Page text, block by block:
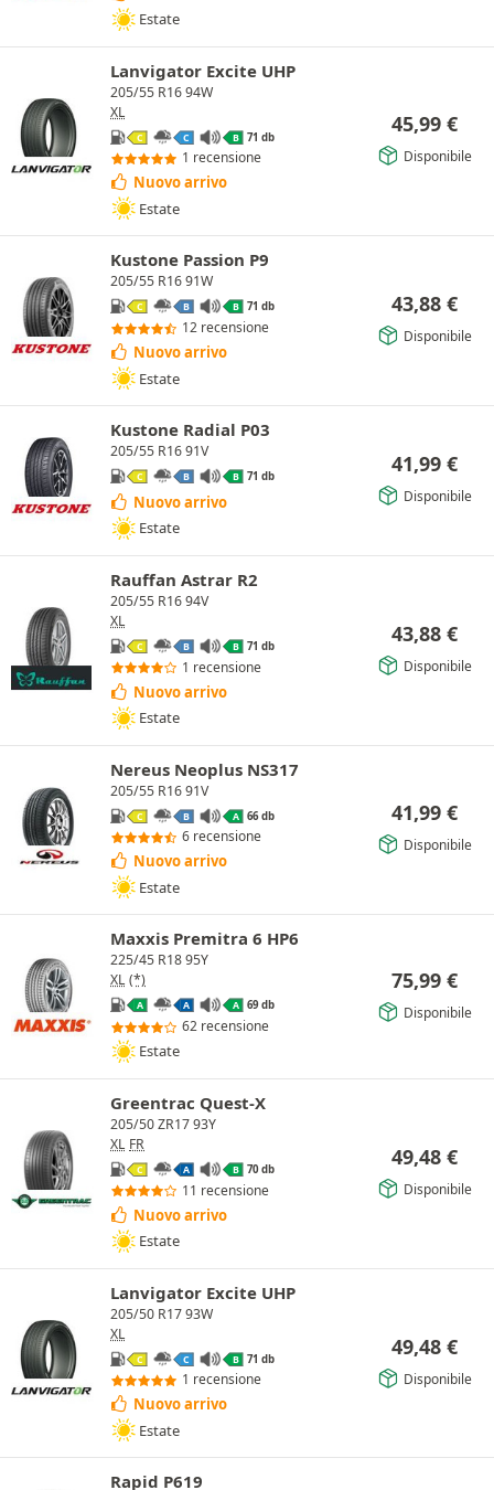
Estate
Lanvigator Excite UHP
205/55 R16 94W
XL
C C B 71 db
1 recensione
Nuovo arrivo
Estate
45,99 €
Disponibile
Kustone Passion P9
205/55 R16 91W
C B B 71 db
12 recensione
Nuovo arrivo
Estate
43,88 €
Disponibile
Kustone Radial P03
205/55 R16 91V
C B B 71 db
Nuovo arrivo
Estate
41,99 €
Disponibile
Rauffan Astrar R2
205/55 R16 94V
XL
C B B 71 db
1 recensione
Nuovo arrivo
Estate
43,88 €
Disponibile
Nereus Neoplus NS317
205/55 R16 91V
C B A 66 db
6 recensione
Nuovo arrivo
Estate
41,99 €
Disponibile
Maxxis Premitra 6 HP6
225/45 R18 95Y
XL (*)
A A A 69 db
62 recensione
Estate
75,99 €
Disponibile
Greentrac Quest-X
205/50 ZR17 93Y
XL FR
C A B 70 db
11 recensione
Nuovo arrivo
Estate
49,48 €
Disponibile
Lanvigator Excite UHP
205/50 R17 93W
XL
C C B 71 db
1 recensione
Nuovo arrivo
Estate
49,48 €
Disponibile
Rapid P619